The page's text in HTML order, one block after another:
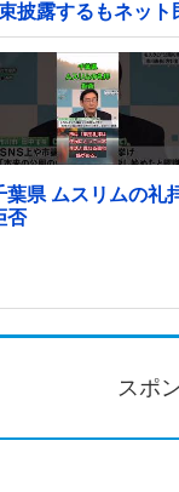
披露するもネッ
葉県 ムスリムの礼
否
スポ